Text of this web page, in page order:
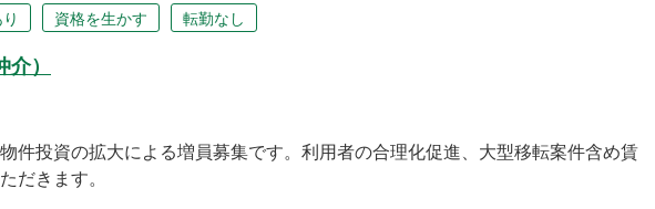
資格を生かす 転勤なし
）
件投資の拡大による増員募集です。利用者の合理化促進、大型移転案件含め賃
だきます。